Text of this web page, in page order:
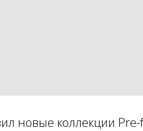
новые коллекции